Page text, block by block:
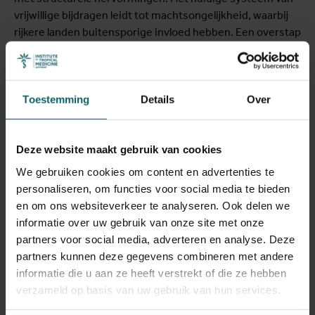
Toestemming Details Over
Deze website maakt gebruik van cookies
We gebruiken cookies om content en advertenties te
personaliseren, om functies voor social media te bieden
en om ons websiteverkeer te analyseren. Ook delen we
informatie over uw gebruik van onze site met onze
partners voor social media, adverteren en analyse. Deze
partners kunnen deze gegevens combineren met andere
informatie die u aan ze heeft verstrekt of die ze hebben
verzameld op basis van uw gebruik van hun services.
vrijwillige bijdragen leidt tot machtsongelijkheid, waarbij
rijkere landen buitensporige invloed hebben. Een overstap
naar verplichte bijdragen op basis van het bbp zou de weg
vrijmaken voor een structurele benadering van'Global
Public Investment', passend bij de uitdagingen van deze
tijd. Daarbij is eerlijk bestuur essentieel binnen
instellingen zoals het Global Fund, in overeenstemming
De gevolgen van stilstand
Het uitblijven van stabiele financiering zou rampzalige
gevolgen hebben: